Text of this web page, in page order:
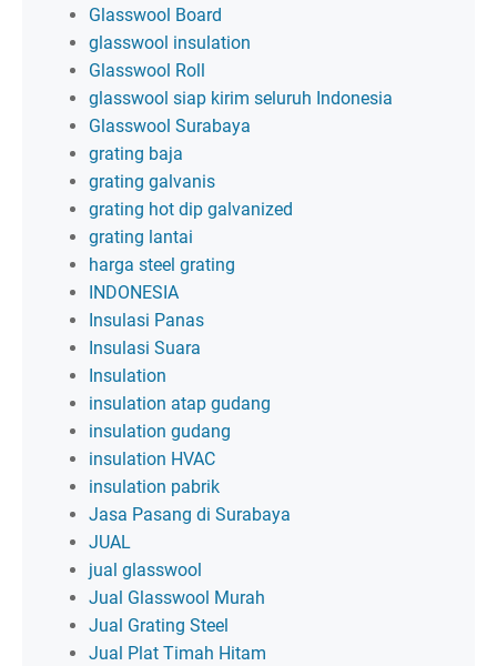
Glasswool Board
glasswool insulation
Glasswool Roll
glasswool siap kirim seluruh Indonesia
Glasswool Surabaya
grating baja
grating galvanis
grating hot dip galvanized
grating lantai
harga steel grating
INDONESIA
Insulasi Panas
Insulasi Suara
Insulation
insulation atap gudang
insulation gudang
insulation HVAC
insulation pabrik
Jasa Pasang di Surabaya
JUAL
jual glasswool
Jual Glasswool Murah
Jual Grating Steel
Jual Plat Timah Hitam